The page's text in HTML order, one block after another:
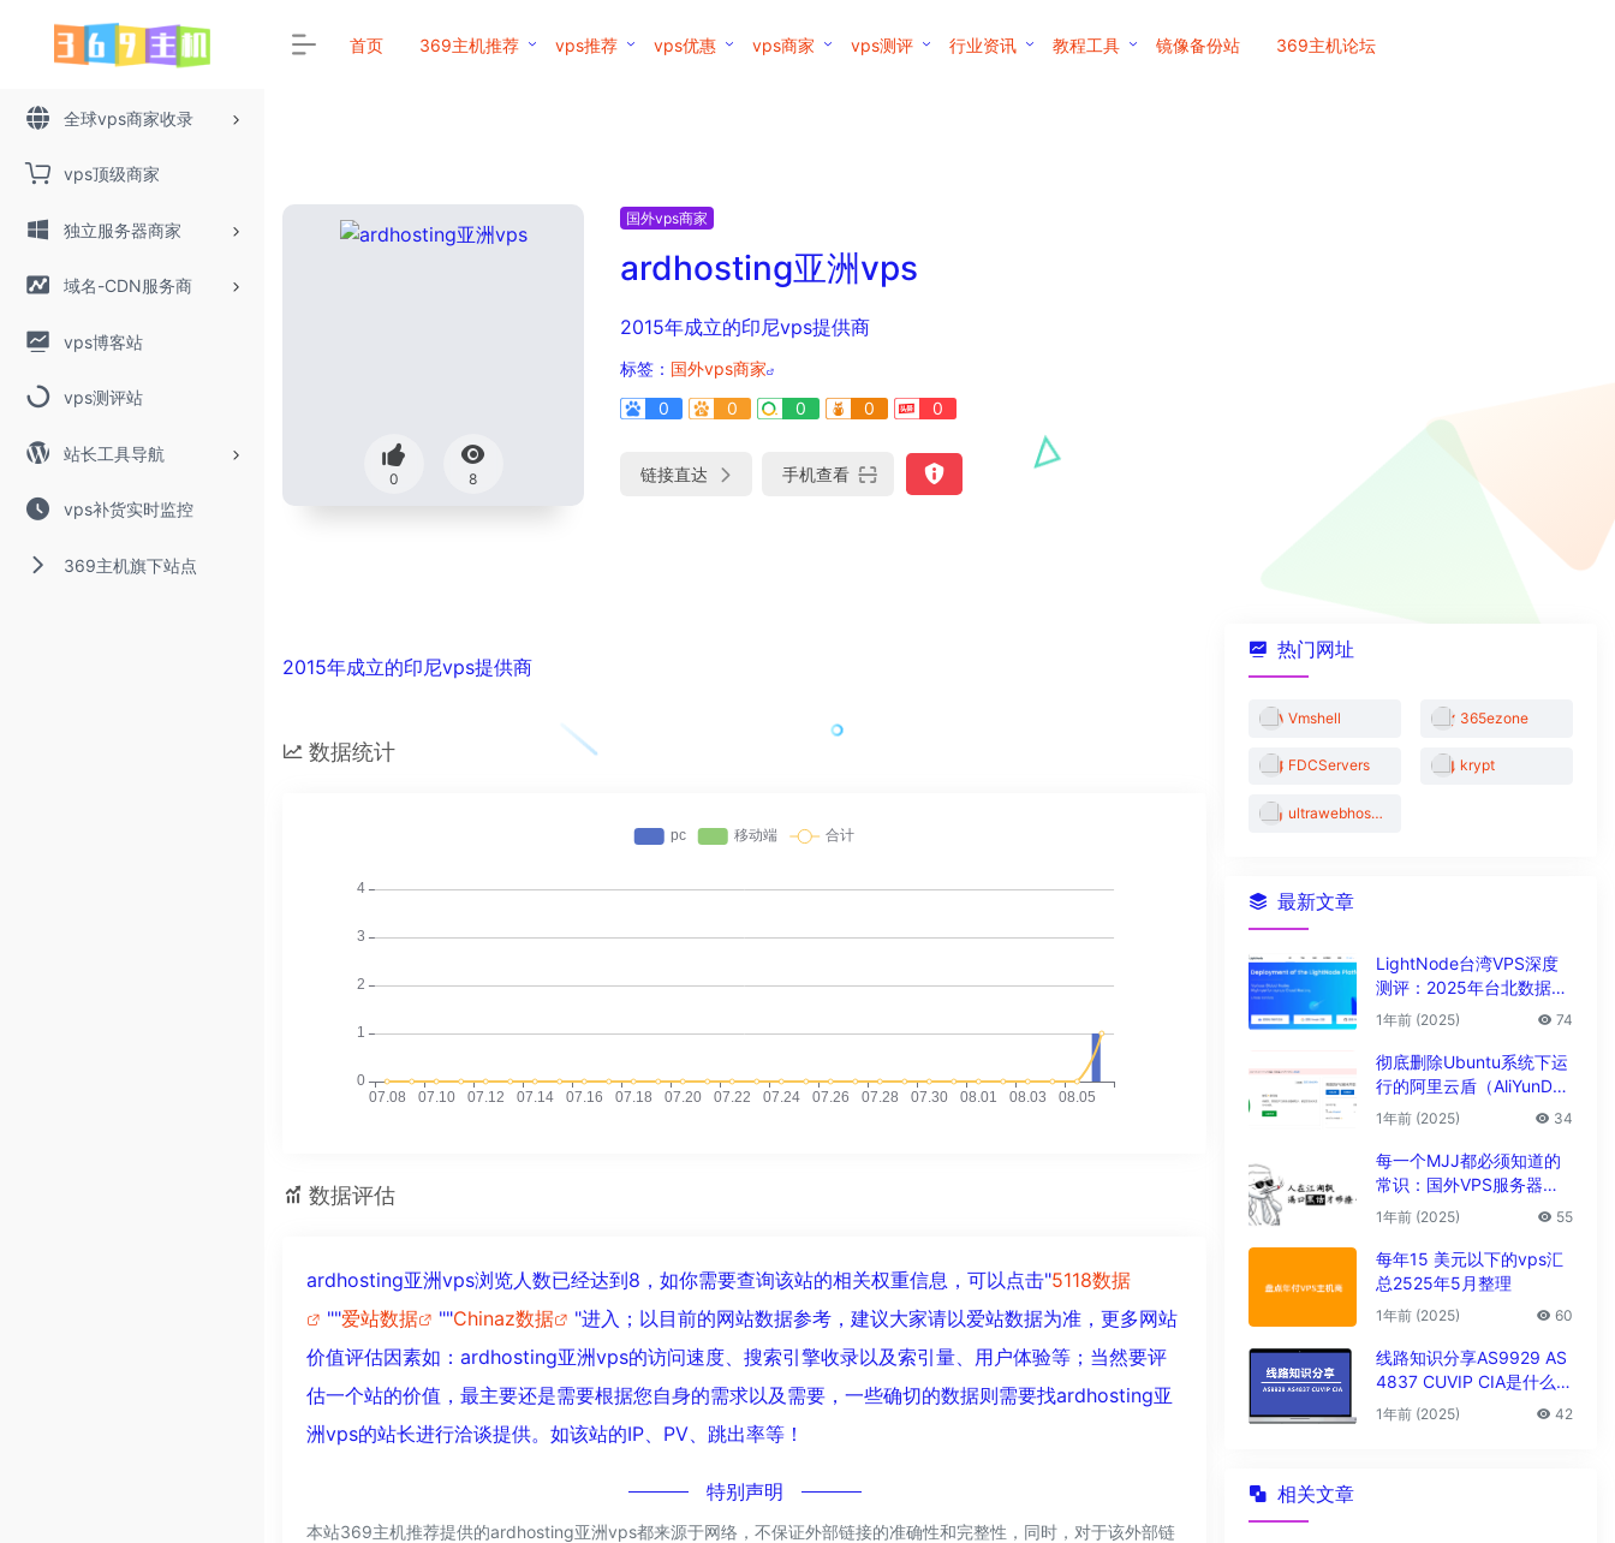
全球vps商家收录
vps顶级商家
独立服务器商家
域名-CDN服务商
vps博客站
vps测评站
站长工具导航
vps补货实时监控
369主机旗下站点
首页 369主机推荐 vps推荐 vps优惠 vps商家 vps测评 行业资讯 教程工具 镜像备份站 369主机论坛
0 8
国外vps商家
ardhosting亚洲vps
2015年成立的印尼vps提供商
标签： 国外vps商家
0
0 0 0 0
链接直达 手机查看
2015年成立的印尼vps提供商
数据统计
数据评估
ardhosting亚洲vps浏览人数已经达到8，如你需要查询该站的相关权重信息，可以点击"5118数据
""爱站数据 ""Chinaz数据
"进入；以目前的网站数据参考，建议大家请以爱站数据为准，更多网站
价值评估因素如：ardhosting亚洲vps的访问速度、搜索引擎收录以及索引量、用户体验等；当然要评
估一个站的价值，最主要还是需要根据您自身的需求以及需要，一些确切的数据则需要找ardhosting亚
洲vps的站长进行洽谈提供。如该站的IP、PV、跳出率等！
特别声明
本站369主机推荐提供的ardhosting亚洲vps都来源于网络，不保证外部链接的准确性和完整性，同时，对于该外部链
热门网址
Vmshell 365ezone
FDCServers krypt
ultrawebhosting
最新文章
LightNode台湾VPS深度
测评：2025年台北数据中
心vps性能与解锁能力全解
1年前 (2025) 74
彻底删除Ubuntu系统下运
行的阿里云盾（AliYunDu
n/Aegis）
1年前 (2025) 34
每一个MJJ都必须知道的
常识：国外VPS服务器圈
子黑话大全
1年前 (2025) 55
每年15 美元以下的vps汇
总2525年5月整理
1年前 (2025) 60
线路知识分享AS9929 AS
4837 CUVIP CIA是什么线
路?
1年前 (2025) 42
相关文章